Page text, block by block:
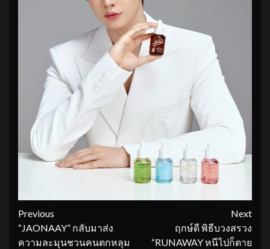
Continue
Reading
Previous
“JAONAAY” กลับมาส่ง
ความละมุนชวนคนตกหลุม
Next
ฤกษ์ดี พิธีบวงสรวง
“RUNAWAY หนีไปก็ตาย